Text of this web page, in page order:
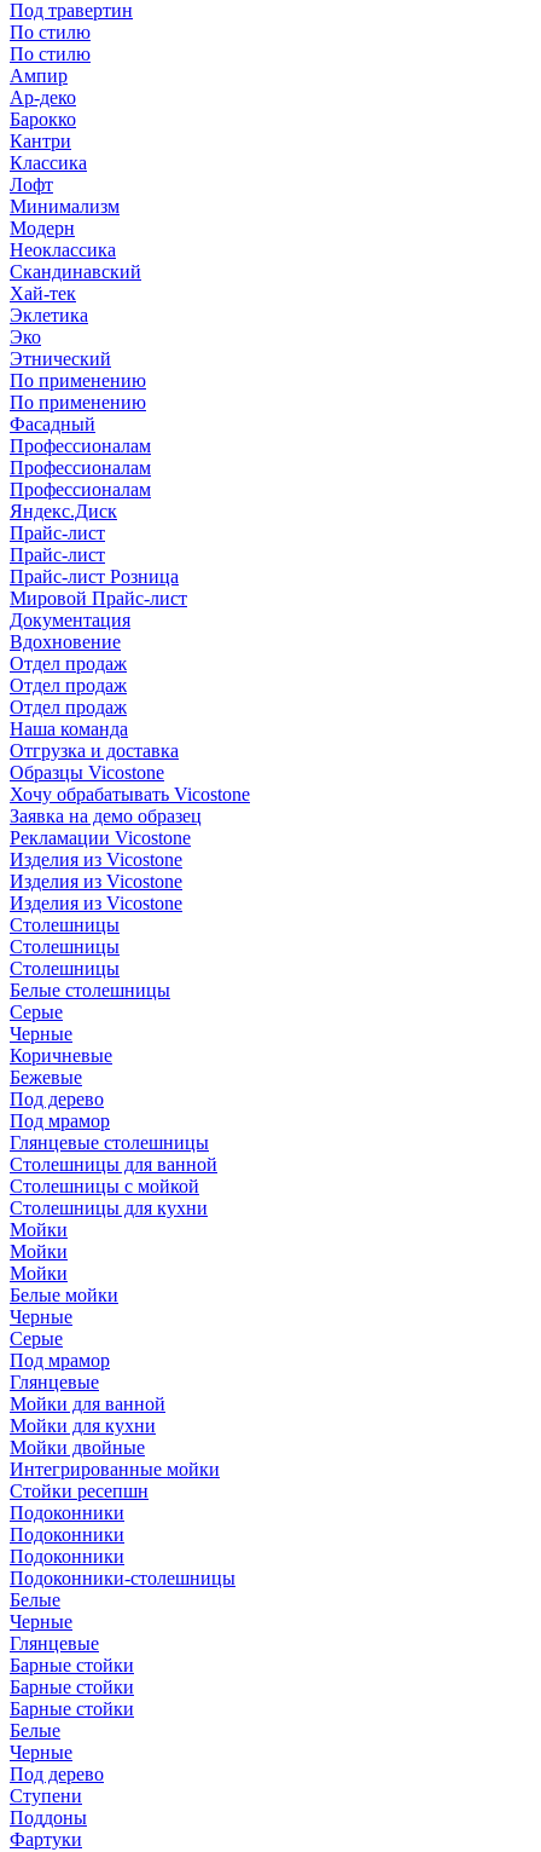
Под травертин
По стилю
По стилю
Ампир
Ар-деко
Барокко
Кантри
Классика
Лофт
Минимализм
Модерн
Неоклассика
Скандинавский
Хай-тек
Эклетика
Эко
Этнический
По применению
По применению
Фасадный
Профессионалам
Профессионалам
Профессионалам
Яндекс.Диск
Прайс-лист
Прайс-лист
Прайс-лист Розница
Мировой Прайс-лист
Документация
Вдохновение
Отдел продаж
Отдел продаж
Отдел продаж
Наша команда
Отгрузка и доставка
Образцы Vicostone
Хочу обрабатывать Vicostone
Заявка на демо образец
Рекламации Vicostone
Изделия из Vicostone
Изделия из Vicostone
Изделия из Vicostone
Столешницы
Столешницы
Столешницы
Белые столешницы
Серые
Черные
Коричневые
Бежевые
Под дерево
Под мрамор
Глянцевые столешницы
Столешницы для ванной
Столешницы с мойкой
Столешницы для кухни
Мойки
Мойки
Мойки
Белые мойки
Черные
Серые
Под мрамор
Глянцевые
Мойки для ванной
Мойки для кухни
Мойки двойные
Интегрированные мойки
Стойки ресепшн
Подоконники
Подоконники
Подоконники
Подоконники-столешницы
Белые
Черные
Глянцевые
Барные стойки
Барные стойки
Барные стойки
Белые
Черные
Под дерево
Ступени
Поддоны
Фартуки